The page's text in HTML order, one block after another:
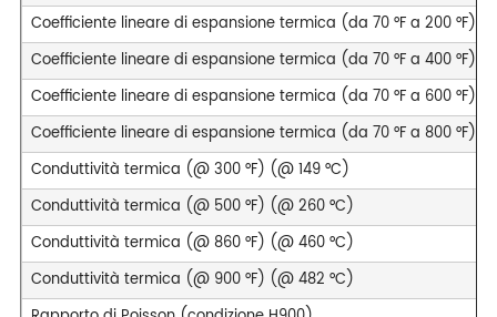
Coefficiente lineare di espansione termica (da 70 °F a 200 °F)
Coefficiente lineare di espansione termica (da 70 °F a 400 °F)
Coefficiente lineare di espansione termica (da 70 °F a 600 °F)
Coefficiente lineare di espansione termica (da 70 °F a 800 °F)
Conduttività termica (@ 300 °F) (@ 149 °C)
Conduttività termica (@ 500 °F) (@ 260 °C)
Conduttività termica (@ 860 °F) (@ 460 °C)
Conduttività termica (@ 900 °F) (@ 482 °C)